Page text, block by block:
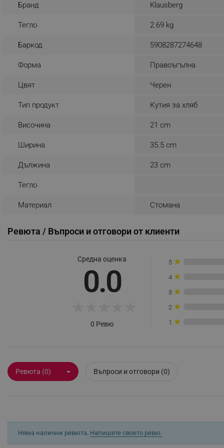
Бранд Klausberg
Тегло 2.69 kg
Баркод 5908287274648
Форма Правоъгълна
Цвят Черен
Тип продукт Кутия за хляб
Височина 21 cm
Ширина 35.5 cm
Дължина 23 cm
Тегло
Материал Стомана
Ревюта / Въпроси и отговори от клиенти
Средна оценка
0.0
0 Ревю
5 ★
4 ★
3 ★
2 ★
1 ★
Ревюта (0) Въпроси и отговори (0)
Няма налични ревюта. Напишете своето ревю.
_nzm_id_92166-7699
_sgf_user_id
_sgf_session_id
_sgf_tracking
_sgf_delayed_actions,
_sgf_rq
segmentifyExtension
rlv_g
rlv_e
rlv_h_profile